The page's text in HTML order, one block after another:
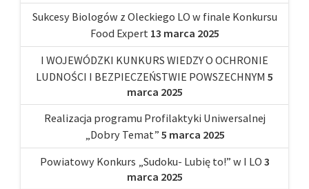
Sukcesy Biologów z Oleckiego LO w finale Konkursu
Food Expert 13 marca 2025
I WOJEWÓDZKI KUNKURS WIEDZY O OCHRONIE
LUDNOŚCI I BEZPIECZEŃSTWIE POWSZECHNYM 5
marca 2025
Realizacja programu Profilaktyki Uniwersalnej
„Dobry Temat” 5 marca 2025
Powiatowy Konkurs „Sudoku- Lubię to!” w I LO 3
marca 2025